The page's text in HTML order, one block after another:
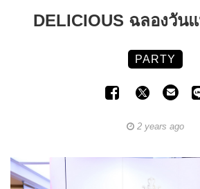
DELICIOUS ฉลองวัน
PARTY
2 years ago